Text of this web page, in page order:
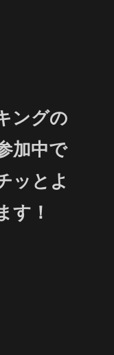
ングの
加中で
ッとよ
す！